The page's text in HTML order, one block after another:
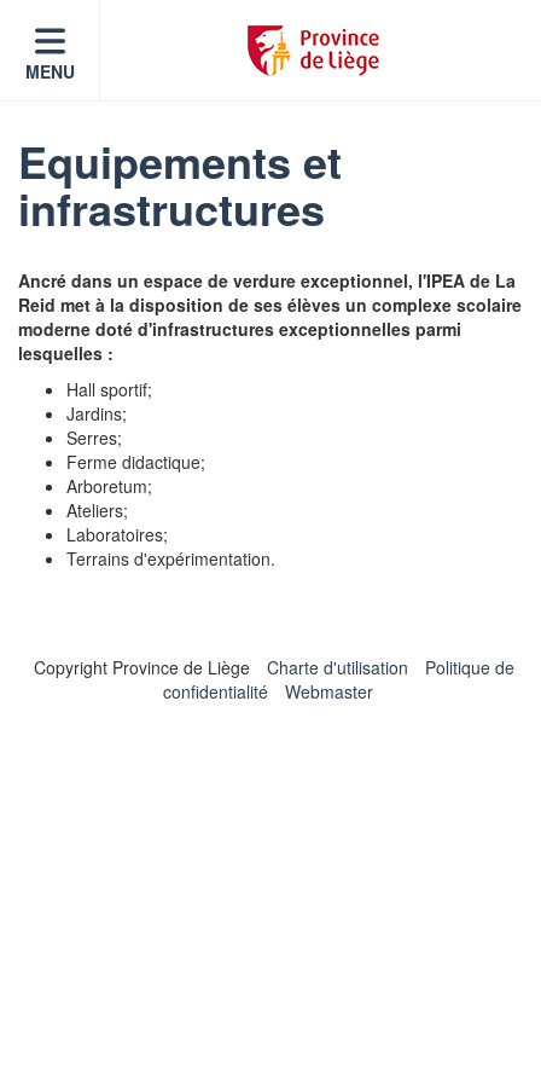
MENU
Equipements et
infrastructures
Ancré dans un espace de verdure exceptionnel, l'IPEA de La
Reid met à la disposition de ses élèves un complexe scolaire
moderne doté d'infrastructures exceptionnelles parmi
lesquelles :
Hall sportif;
Jardins;
Serres;
Ferme didactique;
Arboretum;
Ateliers;
Laboratoires;
Terrains d'expérimentation.
Copyright Province de Liège Charte d'utilisation
Politique de
confidentialité
Webmaster